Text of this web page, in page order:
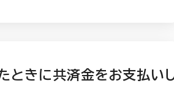
ときに共済金をお支払い